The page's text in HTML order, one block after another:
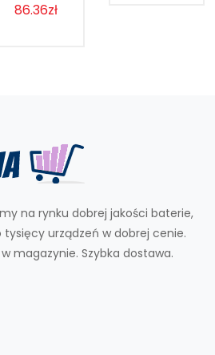
86.36zł
na rynku dobrej jakości baterie,
tysięcy urządzeń w dobrej cenie.
magazynie. Szybka dostawa.